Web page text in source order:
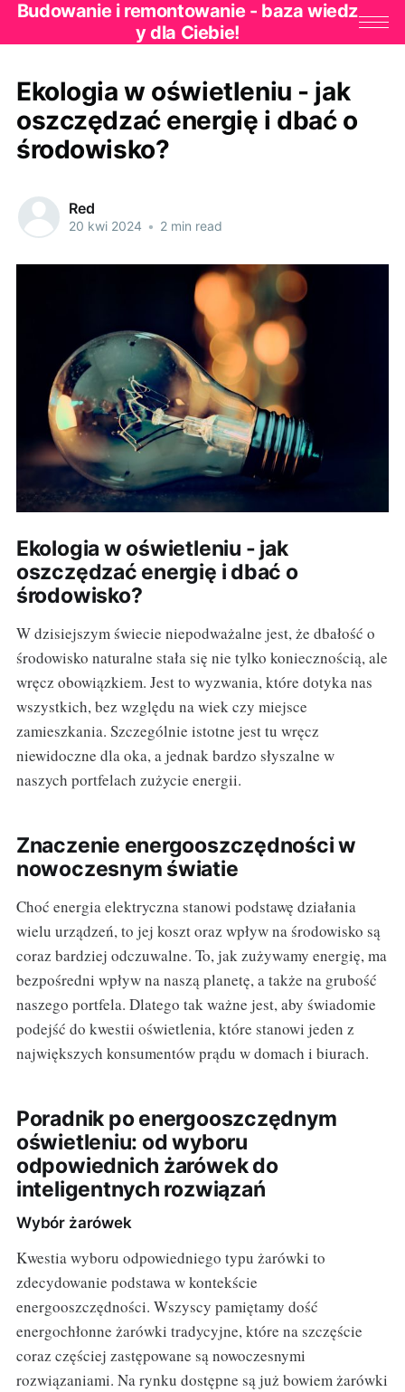
Budowanie i remontowanie - baza wiedz
y dla Ciebie!
Ekologia w oświetleniu - jak
oszczędzać energię i dbać o
środowisko?
Red
20 kwi 2024 • 2 min read
Ekologia w oświetleniu - jak
oszczędzać energię i dbać o
środowisko?
W dzisiejszym świecie niepodważalne jest, że dbałość o
środowisko naturalne stała się nie tylko koniecznością, ale
wręcz obowiązkiem. Jest to wyzwania, które dotyka nas
wszystkich, bez względu na wiek czy miejsce
zamieszkania. Szczególnie istotne jest tu wręcz
niewidoczne dla oka, a jednak bardzo słyszalne w
naszych portfelach zużycie energii.
Znaczenie energooszczędności w
nowoczesnym światie
Choć energia elektryczna stanowi podstawę działania
wielu urządzeń, to jej koszt oraz wpływ na środowisko są
coraz bardziej odczuwalne. To, jak zużywamy energię, ma
bezpośredni wpływ na naszą planetę, a także na grubość
naszego portfela. Dlatego tak ważne jest, aby świadomie
podejść do kwestii oświetlenia, które stanowi jeden z
największych konsumentów prądu w domach i biurach.
Poradnik po energooszczędnym
oświetleniu: od wyboru
odpowiednich żarówek do
inteligentnych rozwiązań
Wybór żarówek
Kwestia wyboru odpowiedniego typu żarówki to
zdecydowanie podstawa w kontekście
energooszczędności. Wszyscy pamiętamy dość
energochłonne żarówki tradycyjne, które na szczęście
coraz częściej zastępowane są nowoczesnymi
rozwiązaniami. Na rynku dostępne są już bowiem żarówki